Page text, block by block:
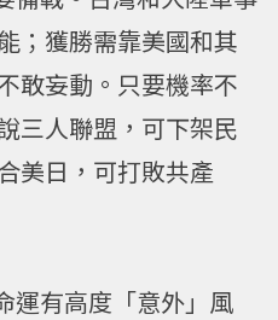
；獲勝需靠美國和其
敢妄動。只要機率不
三人聯盟，可下架民
美日，可打敗共產
運有高度「意外」風